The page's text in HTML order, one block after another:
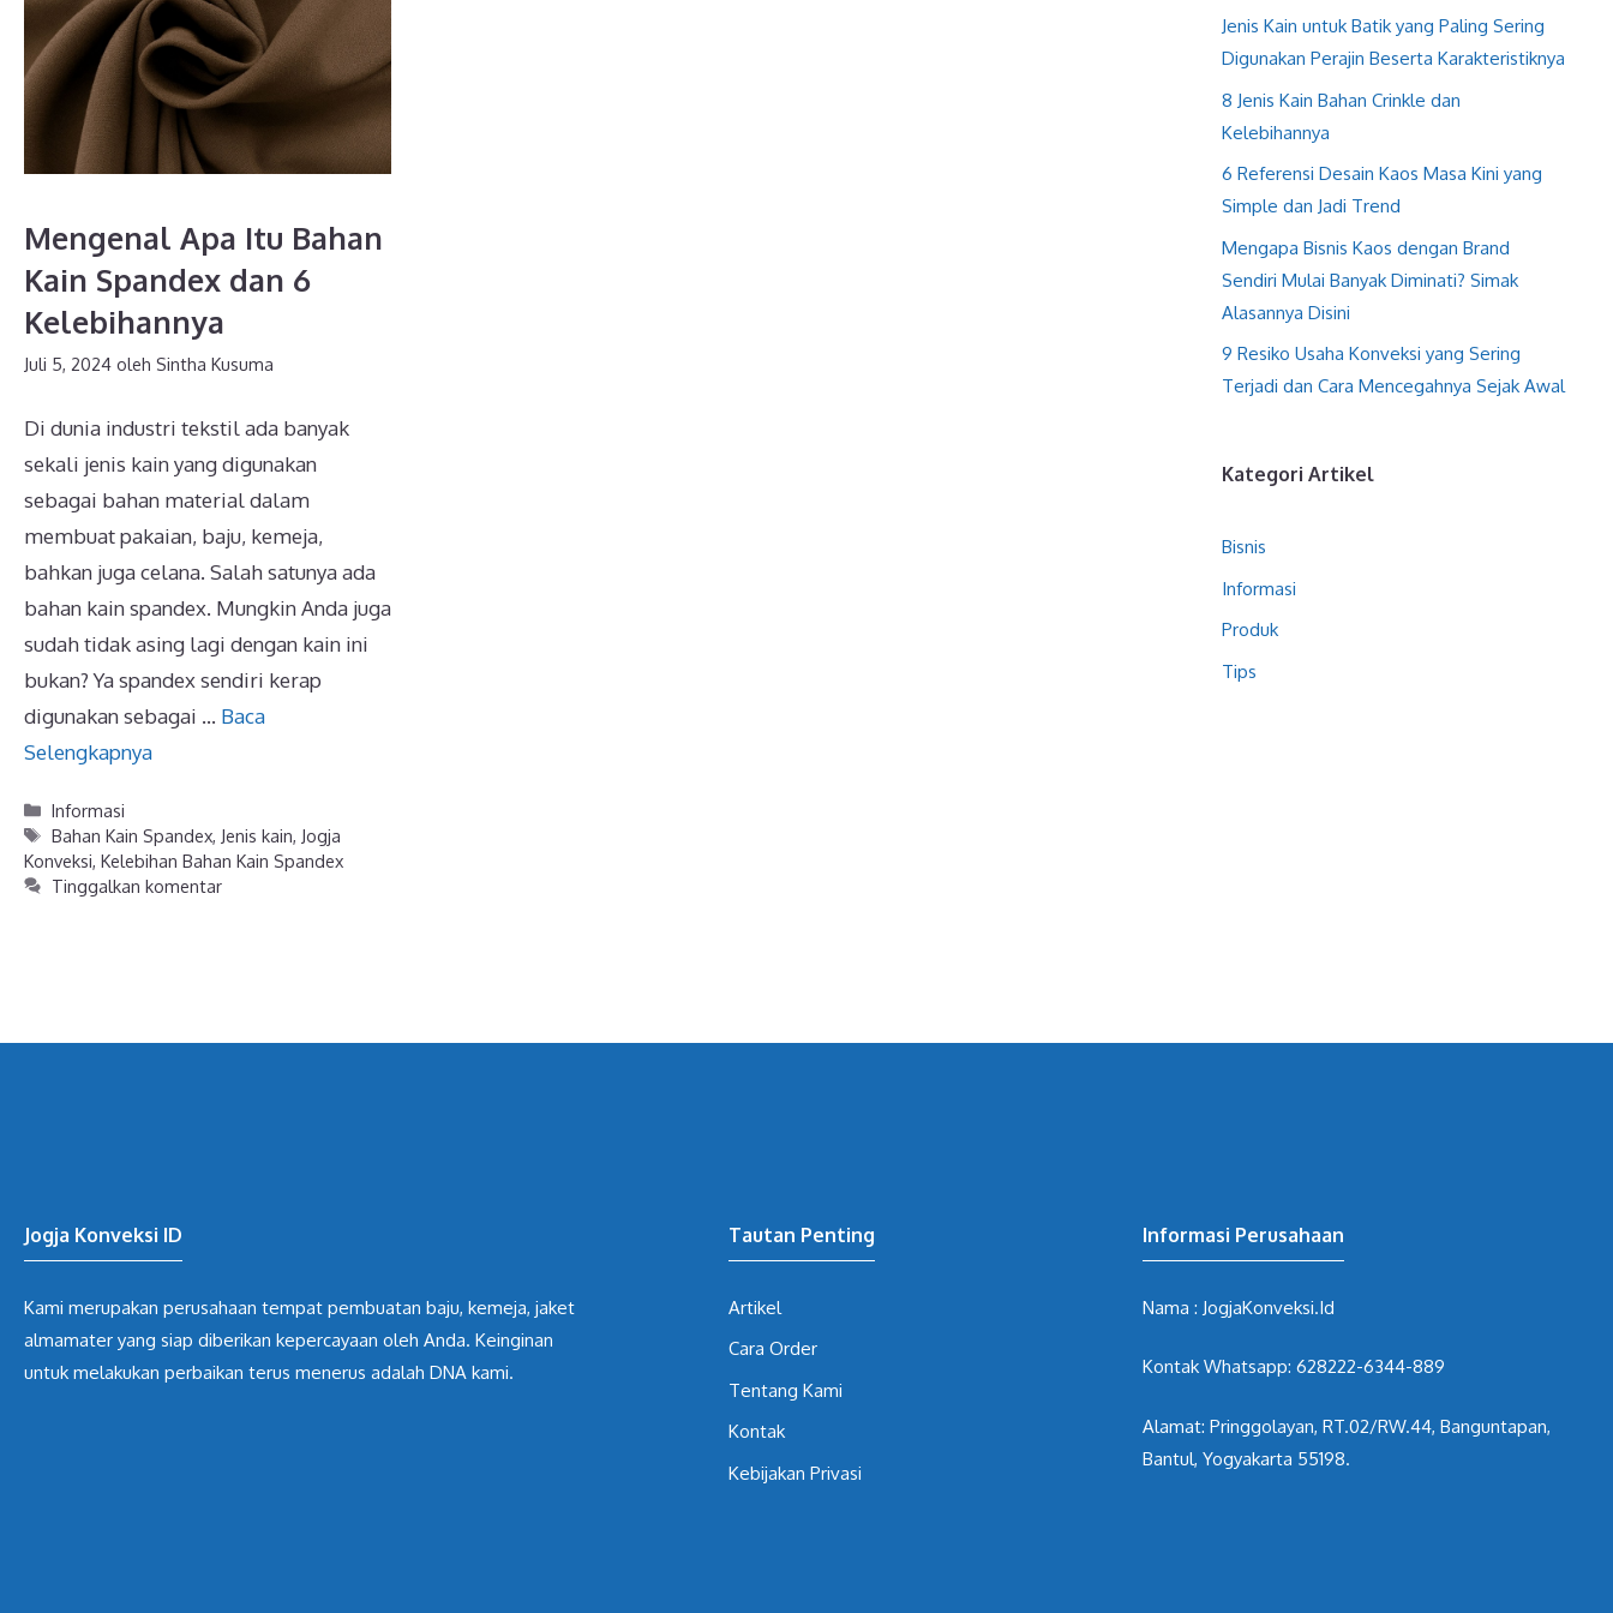
Mengenal Apa Itu Bahan
Kain Spandex dan 6
Kelebihannya
Juli 5, 2024 oleh Sintha Kusuma
Di dunia industri tekstil ada banyak
sekali jenis kain yang digunakan
sebagai bahan material dalam
membuat pakaian, baju, kemeja,
bahkan juga celana. Salah satunya ada
bahan kain spandex. Mungkin Anda juga
sudah tidak asing lagi dengan kain ini
bukan? Ya spandex sendiri kerap
digunakan sebagai … Baca
Selengkapnya
Kategori
Informasi
Tag
Bahan Kain Spandex, Jenis kain, Jogja
Konveksi, Kelebihan Bahan Kain Spandex
Tinggalkan komentar
Jenis Kain untuk Batik yang Paling Sering
Digunakan Perajin Beserta Karakteristiknya
8 Jenis Kain Bahan Crinkle dan
Kelebihannya
6 Referensi Desain Kaos Masa Kini yang
Simple dan Jadi Trend
Mengapa Bisnis Kaos dengan Brand
Sendiri Mulai Banyak Diminati? Simak
Alasannya Disini
9 Resiko Usaha Konveksi yang Sering
Terjadi dan Cara Mencegahnya Sejak Awal
Kategori Artikel
Bisnis
Informasi
Produk
Tips
Jogja Konveksi ID
Kami merupakan perusahaan tempat pembuatan baju, kemeja, jaket
almamater yang siap diberikan kepercayaan oleh Anda. Keinginan
untuk melakukan perbaikan terus menerus adalah DNA kami.
Tautan Penting
Artikel
Cara Order
Tentang Kami
Kontak
Kebijakan Privasi
Informasi Perusahaan
Nama : JogjaKonveksi.Id
Kontak Whatsapp: 628222-6344-889
Alamat: Pringgolayan, RT.02/RW.44, Banguntapan,
Bantul, Yogyakarta 55198.